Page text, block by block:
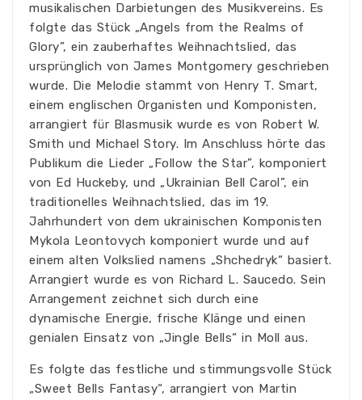
musikalischen Darbietungen des Musikvereins. Es
folgte das Stück „Angels from the Realms of
Glory”, ein zauberhaftes Weihnachtslied, das
ursprünglich von James Montgomery geschrieben
wurde. Die Melodie stammt von Henry T. Smart,
einem englischen Organisten und Komponisten,
arrangiert für Blasmusik wurde es von Robert W.
Smith und Michael Story. Im Anschluss hörte das
Publikum die Lieder „Follow the Star”, komponiert
von Ed Huckeby, und „Ukrainian Bell Carol”, ein
traditionelles Weihnachtslied, das im 19.
Jahrhundert von dem ukrainischen Komponisten
Mykola Leontovych komponiert wurde und auf
einem alten Volkslied namens „Shchedryk“ basiert.
Arrangiert wurde es von Richard L. Saucedo. Sein
Arrangement zeichnet sich durch eine
dynamische Energie, frische Klänge und einen
genialen Einsatz von „Jingle Bells“ in Moll aus.
Es folgte das festliche und stimmungsvolle Stück
„Sweet Bells Fantasy“, arrangiert von Martin